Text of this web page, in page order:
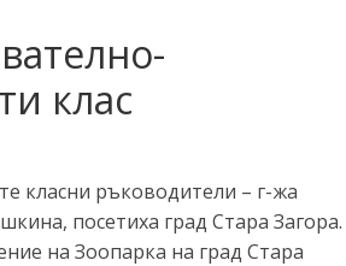
клас
класни ръководители – г-жа
посетиха град Стара Загора.
на Зоопарка на град Стара